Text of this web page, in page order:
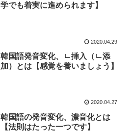
学でも着実に進められます】
2020.04.29
韓国語発音変化、ㄴ挿入（ㄴ添
加）とは【感覚を養いましょう】
2020.04.27
韓国語の発音変化、濃音化とは
【法則はたった一つです】